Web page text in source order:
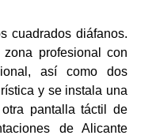
cuadrados diáfanos.
profesional con
así como dos
y se instala una
pantalla táctil de
de Alicante